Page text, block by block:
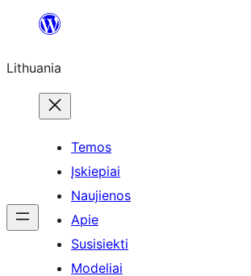
turinio
Lithuania
Temos
Įskiepiai
Naujienos
Apie
Susisiekti
Modeliai